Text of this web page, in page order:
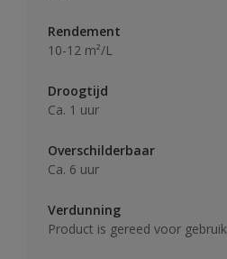
Rendement
10-12 m²/L
Droogtijd
Ca. 1 uur
Overschilderbaar
Ca. 6 uur
Verdunning
Product is gereed voor gebruik